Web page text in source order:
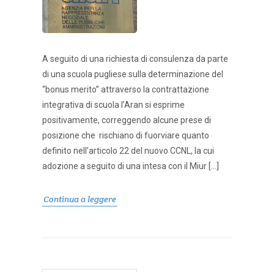
A seguito di una richiesta di consulenza da parte
di una scuola pugliese sulla determinazione del
“bonus merito” attraverso la contrattazione
integrativa di scuola l’Aran si esprime
positivamente, correggendo alcune prese di
posizione che rischiano di fuorviare quanto
definito nell’articolo 22 del nuovo CCNL, la cui
adozione a seguito di una intesa con il Miur […]
Continua a leggere